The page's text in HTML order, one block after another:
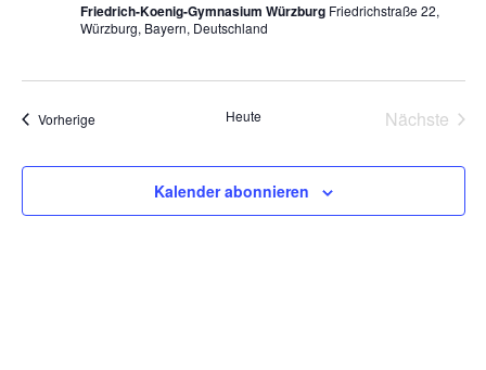
Friedrich-Koenig-Gymnasium Würzburg Friedrichstraße 22,
Würzburg, Bayern, Deutschland
VorherigeVeranstaltungen Heute
Nächste
Kalender abonnieren